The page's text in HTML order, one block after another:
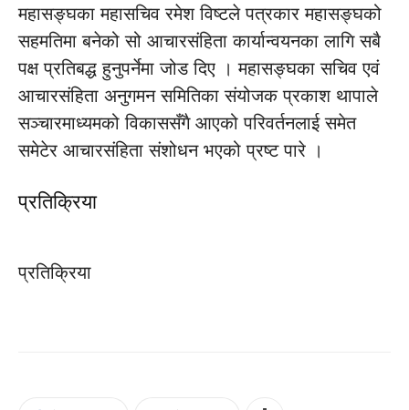
महासङ्घका महासचिव रमेश विष्टले पत्रकार महासङ्घको
सहमतिमा बनेको सो आचारसंहिता कार्यान्वयनका लागि सबै
पक्ष प्रतिबद्ध हुनुपर्नेमा जोड दिए । महासङ्घका सचिव एवं
आचारसंहिता अनुगमन समितिका संयोजक प्रकाश थापाले
सञ्चारमाध्यमको विकाससँगै आएको परिवर्तनलाई समेत
समेटेर आचारसंहिता संशोधन भएको प्रष्ट पारे ।
प्रतिक्रिया
प्रतिक्रिया